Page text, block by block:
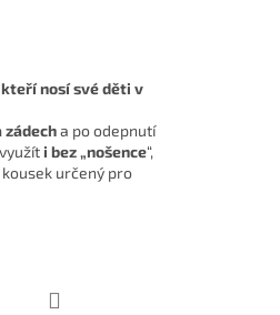
nosí své děti v
zádecha po odepnutí
i bez „nošence“,
určený pro